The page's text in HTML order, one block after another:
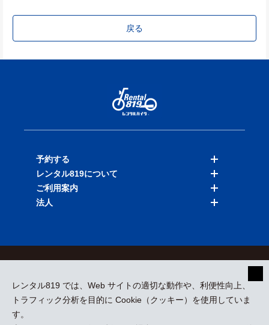
戻る
レンタル819 では、Web サイトの適切な動作や、利便性向上、
トラフィック分析を目的に Cookie（クッキー）を使用していま
す。
予約する
バイクを探す
店舗を探す
レンタル819について
料金表
ご利用案内
法人
採用情報
プレスリリース